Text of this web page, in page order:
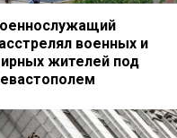
военных и
жителей под